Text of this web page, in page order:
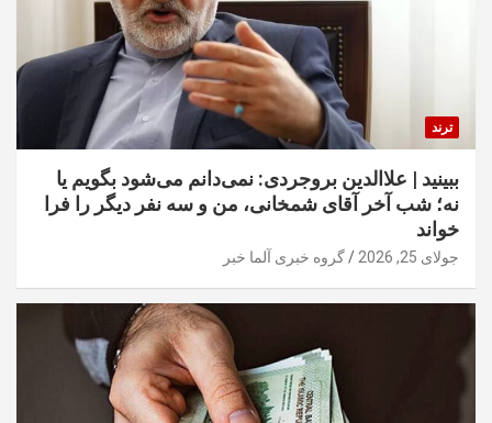
ترند
ببینید | علاالدین بروجردی: نمی‌دانم می‌شود بگویم یا
نه؛ شب آخر آقای شمخانی، من و سه نفر دیگر را فرا
خواند
جولای 25, 2026 گروه خبری آلما خبر